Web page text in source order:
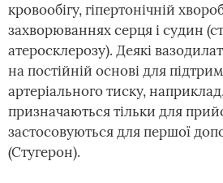
кровообігу, гіпертонічній
захворюваннях серця і судин
атеросклерозу). Деякі
на постійній основі для
артеріального тиску,
призначаються тільки для
застосовуються для першої
(Стугерон).